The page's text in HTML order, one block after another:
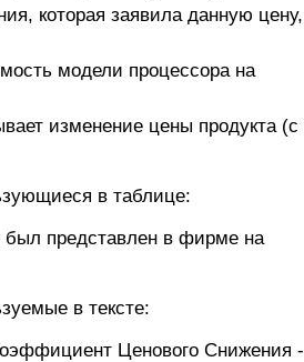
которая заявила данную цену,
модели процессора на
изменение цены продукта (с
в таблице:
был представлен в фирме на
в тексте:
Ценового Снижения -